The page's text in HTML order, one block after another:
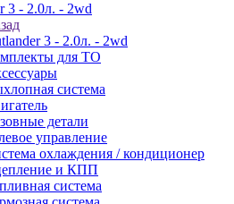
3 - 2.0л. - 2wd
3 - 2.0л. - 2wd
для ТО
система
детали
управление
охлаждения / кондиционер
и КПП
система